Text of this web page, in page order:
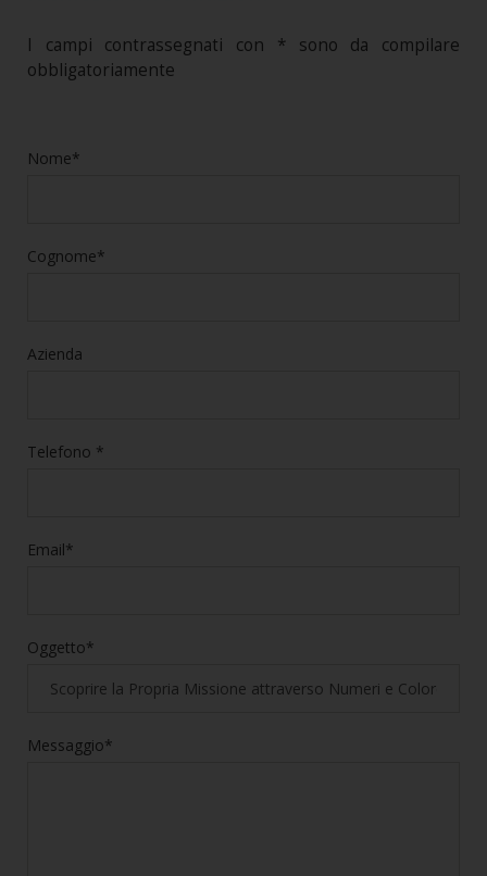
I campi contrassegnati con * sono da compilare
obbligatoriamente
Nome*
Cognome*
Azienda
Telefono *
Email*
Oggetto*
Messaggio*